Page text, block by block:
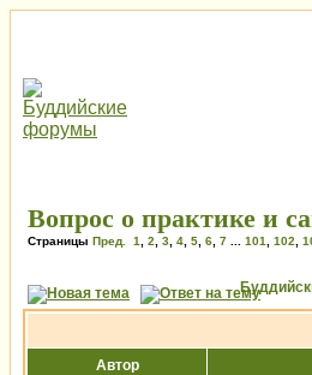
Вопрос о практике и
Страницы Пред. 1 2 3 4 5 6 7 101 102
Автор